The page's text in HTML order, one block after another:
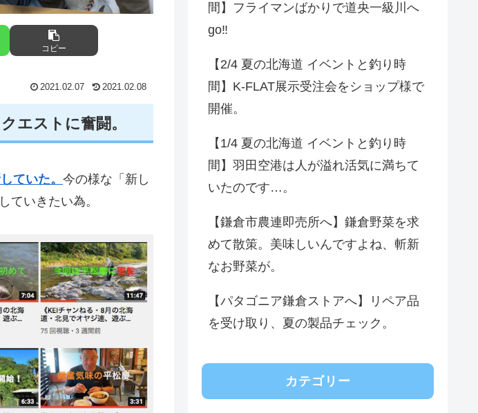
コピー
2021.02.07 2021.02.08
エストに奮闘。
ていた。 今の様な「新し
ていきたい為。
間】フライマンばかりで道央一級川へ
go‼️
【2/4 夏の北海道 イベントと釣り時
間】K-FLAT展示受注会をショップ様で
開催。
【1/4 夏の北海道 イベントと釣り時
間】羽田空港は人が溢れ活気に満ちて
いたのです…。
【鎌倉市農連即売所へ】鎌倉野菜を求
めて散策。美味しいんですよね、斬新
なお野菜が。
【パタゴニア鎌倉ストアへ】リペア品
を受け取り、夏の製品チェック。
カテゴリー